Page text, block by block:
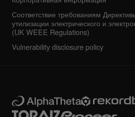
Соответствие требованиям
утилизации электрического и
(UK WEEE Regulations)
Vulnerability disclosure policy